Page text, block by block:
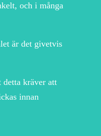
och i många
är det givetvis
kräver att
innan